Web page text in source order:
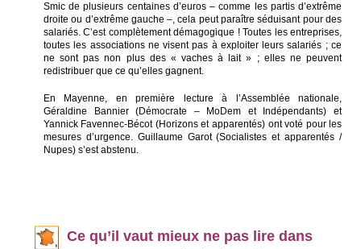
Smic de plusieurs centaines d’euros – comme les partis d’extrême
droite ou d’extrême gauche –, cela peut paraître séduisant pour des
salariés. C’est complètement démagogique ! Toutes les entreprises,
toutes les associations ne visent pas à exploiter leurs salariés ; ce
ne sont pas non plus des « vaches à lait » ; elles ne peuvent
redistribuer que ce qu’elles gagnent.
En Mayenne, en première lecture à l’Assemblée nationale,
Géraldine Bannier (Démocrate – MoDem et Indépendants) et
Yannick Favennec-Bécot (Horizons et apparentés) ont voté pour les
mesures d’urgence. Guillaume Garot (Socialistes et apparentés /
Nupes) s’est abstenu.
Ce qu’il vaut mieux ne pas lire dans